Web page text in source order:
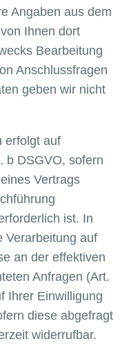
Angaben aus dem
Ihnen dort
Bearbeitung
Anschlussfragen
geben wir nicht
erfolgt auf
b DSGVO, sofern
Vertrags
ist. In
Verarbeitung auf
an der effektiven
Anfragen (Art.
Ihrer Einwilligung
diese abgefragt
widerrufbar.